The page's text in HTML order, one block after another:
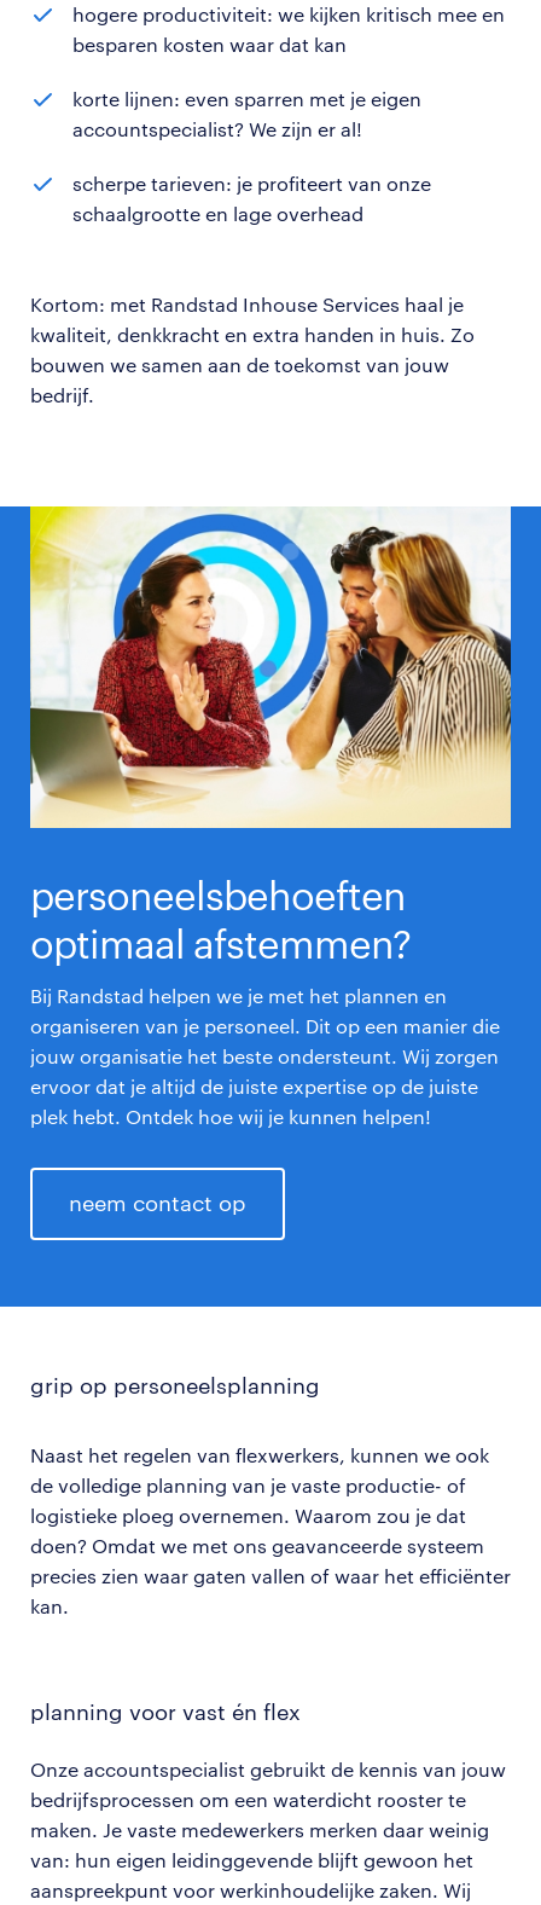
hogere productiviteit: we kijken kritisch mee en
besparen kosten waar dat kan
korte lijnen: even sparren met je eigen
accountspecialist? We zijn er al!
scherpe tarieven: je profiteert van onze
schaalgrootte en lage overhead
Kortom: met Randstad Inhouse Services haal je
kwaliteit, denkkracht en extra handen in huis. Zo
bouwen we samen aan de toekomst van jouw
bedrijf.
personeelsbehoeften
optimaal afstemmen?
Bij Randstad helpen we je met het plannen en
organiseren van je personeel. Dit op een manier die
jouw organisatie het beste ondersteunt. Wij zorgen
ervoor dat je altijd de juiste expertise op de juiste
plek hebt. Ontdek hoe wij je kunnen helpen!
neem contact op
grip op personeelsplanning
Naast het regelen van flexwerkers, kunnen we ook
de volledige planning van je vaste productie- of
logistieke ploeg overnemen. Waarom zou je dat
doen? Omdat we met ons geavanceerde systeem
precies zien waar gaten vallen of waar het efficiënter
kan.
planning voor vast én flex
Onze accountspecialist gebruikt de kennis van jouw
bedrijfsprocessen om een waterdicht rooster te
maken. Je vaste medewerkers merken daar weinig
van: hun eigen leidinggevende blijft gewoon het
aanspreekpunt voor werkinhoudelijke zaken. Wij